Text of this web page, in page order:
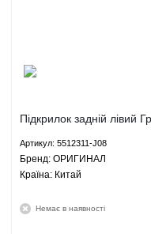
Підкрилок задній лівий
Артикул: 5512311-J08
Брeнд: ОРИГИНАЛ
Країна: Китай
Немає в наявності